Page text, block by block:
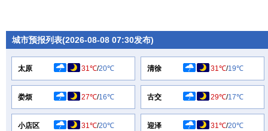
城市预报列表(2026-08-08 07:30发布)
太原 31℃/20℃ 清徐 31℃/19℃
娄烦 27℃/16℃ 古交 29℃/17℃
小店区 31℃/20℃ 迎泽 31℃/20℃